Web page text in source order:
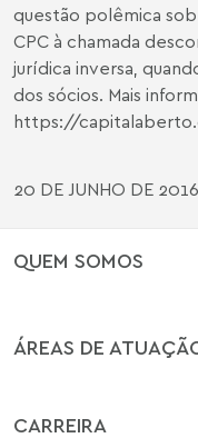
questão polêmica
CPC à chamada
jurídica inversa,
dos sócios. Mais
https://
20 DE JUNHO DE 2016
QUEM SOMOS
ÁREAS DE
CARREIRA